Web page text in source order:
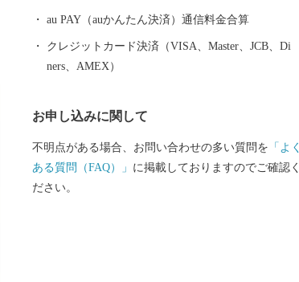
ーリングホール」、夏場に家族で楽しむことができる
「遊水公園うらら」など、皆さん方にご利用いだきた
au PAY（auかんたん決済）通信料金合算
クレジットカード決済（VISA、Master、JCB、Di
ners、AMEX）
お申し込みに関して
不明点がある場合、お問い合わせの多い質問を 「よく
ある質問（FAQ）」 に掲載しておりますのでご確認く
ださい。